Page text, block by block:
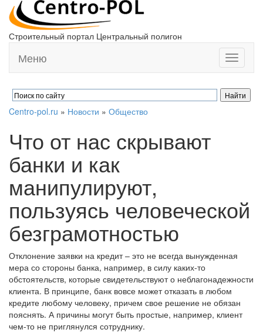
Строительный портал Центральный полигон
Toggle
Меню
Centro-pol.ru » Новости » Общество
Что от нас скрывают
банки и как
манипулируют,
пользуясь человеческой
безграмотностью
Отклонение заявки на кредит – это не всегда вынужденная
мера со стороны банка, например, в силу каких-то
обстоятельств, которые свидетельствуют о неблагонадежности
клиента. В принципе, банк вовсе может отказать в любом
кредите любому человеку, причем свое решение не обязан
пояснять. А причины могут быть простые, например, клиент
чем-то не приглянулся сотруднику.